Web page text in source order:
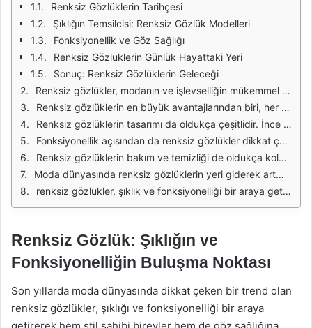
Renksiz Gözlüklerin Tarihçesi
Şıklığın Temsilcisi: Renksiz Gözlük Modelleri
Fonksiyonellik ve Göz Sağlığı
Renksiz Gözlüklerin Günlük Hayattaki Yeri
Sonuç: Renksiz Gözlüklerin Geleceği
Renksiz gözlükler, modanın ve işlevselliğin mükemmel bir birleşimi olarak karşımıza çıkıyor. Günümüzde, birçok kişi gözlükleri sadece görme bozukluklarını düzeltmek için değil, aynı zamanda şıklık katmak amacıyla da kullanıyor. Renksiz gözlükler, hem erkekler hem de kadınlar için vazgeçilmez bir aksesuar hâline gelmiştir. Gözlüklerin göze hitap eden tasarımları, kullanıcıların stilini tamamlayarak, günlük kıyafetlere zarif bir dokunuş ekler.
Renksiz gözlüklerin en büyük avantajlarından biri, her türlü kıyafetle uyum sağlamasıdır. İster spor bir kombin, ister şık bir elbise giyin, renksiz gözlükler her durumda mükemmel bir tamamlayıcıdır. Farklı çerçeve stilleri ile kişisel tarzınızı yansıtırken, aynı zamanda göz sağlığını korumak için de katkı sağlar. Özellikle güneşli günlerde UV koruması sunan lensler, gözlerinizi zararlı ışınlardan korur.
Renksiz gözlüklerin tasarımı da oldukça çeşitlidir. İnce çerçevelerden kalın çerçevelere, retro stillerden modern tasarımlara kadar birçok alternatif mevcuttur. Bu çeşitlilik, her yaştan ve tarzdan insanın kendine uygun bir gözlük bulabilmesini sağlar. Ayrıca, kişisel tercihlerinize göre mat veya parlak çerçeve seçenekleri de mevcuttur; bu sayede, gözlüklerinizle şıklığınızı bir adım öteye taşıyabilirsiniz.
Fonksiyonellik açısından da renksiz gözlükler dikkat çekmektedir. Bilgisayar ekranı karşısında uzun saatler geçirenler için mavi ışık filtreli lensler, göz yorgunluğunu azaltmakta etkilidir. Bu özellik, hem iş hayatında hem de günlük yaşamda konforu artırır. Ayrıca, polarize lensler, yansıma sorununu ortadan kaldırarak, dış mekan aktivitelerinde görüş kalitesini artırır.
Renksiz gözlüklerin bakım ve temizliği de oldukça kolaydır. Çoğu gözlük, özel temizleme spreyi ve mikrofiber bez ile temizlenebilir, bu da uzun ömürlü olmalarını sağlar. Düzenli bakım ile gözlüklerinizin görünümünü koruyarak, her zaman yeni gibi kalmasını sağlayabilirsiniz. Böylece, hem şıklığınızdan ödün vermezsiniz hem de gözlüklerinizin işlevselliğini sürdürebilirsiniz.
Moda dünyasında renksiz gözlüklerin yeri giderek artmaktadır. Ünlü tasarımcılar ve markalar, koleksiyonlarına renksiz gözlükleri dahil ederek, bu aksesuarı daha da ön plana çıkarmaktadır. Sosyal medya fenomenleri ve ünlü isimler, renksiz gözlükleri sıkça tercih ederek, bu trendin yayılmasına katkıda bulunmaktadır. renksiz gözlükler, her sezonun vazgeçilmez bir parçası hâline gelmiştir.
renksiz gözlükler, şıklık ve fonksiyonelliği bir araya getirerek, stil sahibi bireyler için ideal bir seçenek sunmaktadır. Hem günlük yaşamda hem de özel davetlerde rahatlıkla kullanılabilecek bu gözlükler, farklı tasarımlarıyla her tarza hitap eder. Göz sağlığınızı korumakla kalmayıp, görünümünüzü de tamamlayarak, her anınızı daha özel kılmanıza yardımcı olur.
Renksiz Gözlük: Şıklığın ve
Fonksiyonelliğin Buluşma Noktası
Son yıllarda moda dünyasında dikkat çeken bir trend olan
renksiz gözlükler, şıklığı ve fonksiyonelliği bir araya
getirerek hem stil sahibi bireyler hem de göz sağlığına